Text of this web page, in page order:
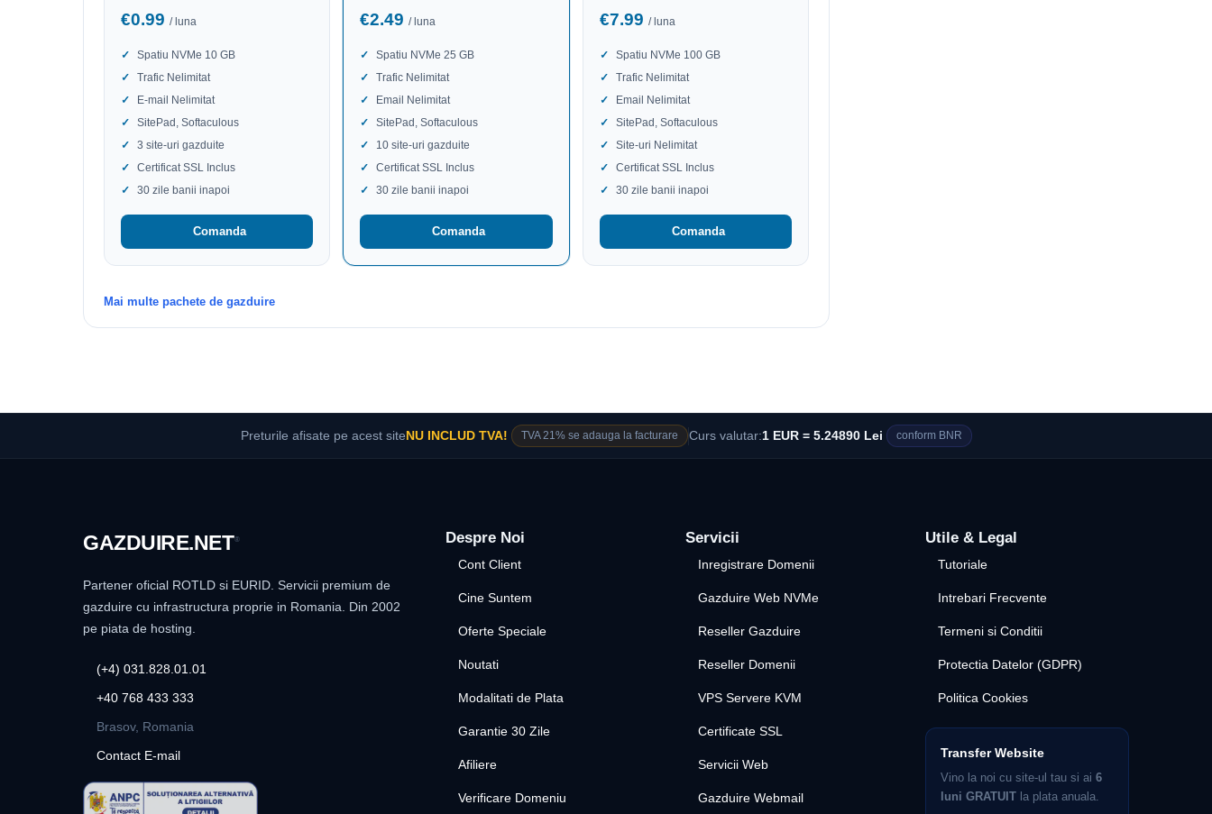
€0.99 / luna
Spatiu NVMe 10 GB
Trafic Nelimitat
E-mail Nelimitat
SitePad, Softaculous
3 site-uri gazduite
Certificat SSL Inclus
30 zile banii inapoi
Comanda
€2.49/ luna
Spatiu NVMe 25 GB
Trafic Nelimitat
Email Nelimitat
SitePad, Softaculous
10 site-uri gazduite
Certificat SSL Inclus
30 zile banii inapoi
Comanda
€7.99 / luna
Spatiu NVMe 100 GB
Trafic Nelimitat
Email Nelimitat
SitePad, Softaculous
Site-uri Nelimitat
Certificat SSL Inclus
30 zile banii inapoi
Comanda
Mai multe pachete de gazduire
Preturile afisate pe acest site NU INCLUD TVA! TVA 21% se adauga la facturare Curs valutar:1 EUR = 5.24890 Lei conform BNR
GAZDUIRE.NET®
Partener oficial ROTLD si EURID. Servicii premium de
gazduire cu infrastructura proprie in Romania. Din 2002
pe piata de hosting.
(+4) 031.828.01.01
+40 768 433 333
Brasov, Romania
Contact E-mail
Despre Noi
Cont Client
Cine Suntem
Oferte Speciale
Noutati
Modalitati de Plata
Garantie 30 Zile
Afiliere
Verificare Domeniu
Servicii
Inregistrare Domenii
Gazduire Web NVMe
Reseller Gazduire
Reseller Domenii
VPS Servere KVM
Certificate SSL
Servicii Web
Gazduire Webmail
Utile & Legal
Tutoriale
Intrebari Frecvente
Termeni si Conditii
Protectia Datelor (GDPR)
Politica Cookies
Transfer Website
Vino la noi cu site-ul tau si ai 6
luni GRATUITla plata anuala.